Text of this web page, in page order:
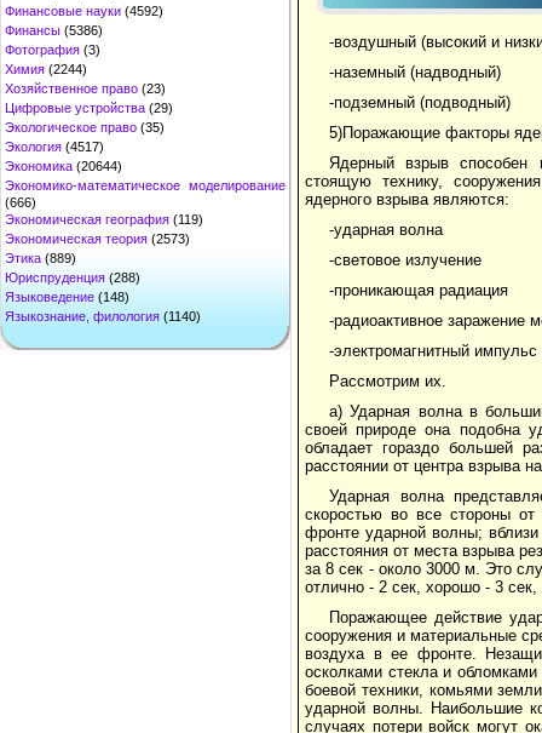
Финансовые науки (4592)
Финансы (5386)
Фотография (3)
Химия (2244)
Хозяйственное право (23)
Цифровые устройства (29)
Экологическое право (35)
Экология (4517)
Экономика (20644)
Экономико-математическое моделирование
(666)
Экономическая география (119)
Экономическая теория (2573)
Этика (889)
Юриспруденция (288)
Языковедение (148)
Языкознание, филология (1140)
-воздушный (высокий и
-наземный (надводный)
-подземный (подводный)
5)Поражающие факторы
Ядерный взрыв способен
стоящую технику,
ядерного взрыва являются:
-ударная волна
-световое излучение
-проникающая радиация
-радиоактивное заражение
-электромагнитный импульс
Рассмотрим их.
а) Ударная волна в
своей природе она подобна
обладает гораздо большей
расстоянии от центра взрыва
Ударная волна
скоростью во все стороны от
фронте ударной волны;
расстояния от места взрыва
за 8 сек - около 3000 м. Это
отлично - 2 сек, хорошо - 3
Поражающее действие
сооружения и материальные
воздуха в ее фронте.
осколками стекла и
боевой техники, комьями
ударной волны. Наибольшие
случаях потери войск могут